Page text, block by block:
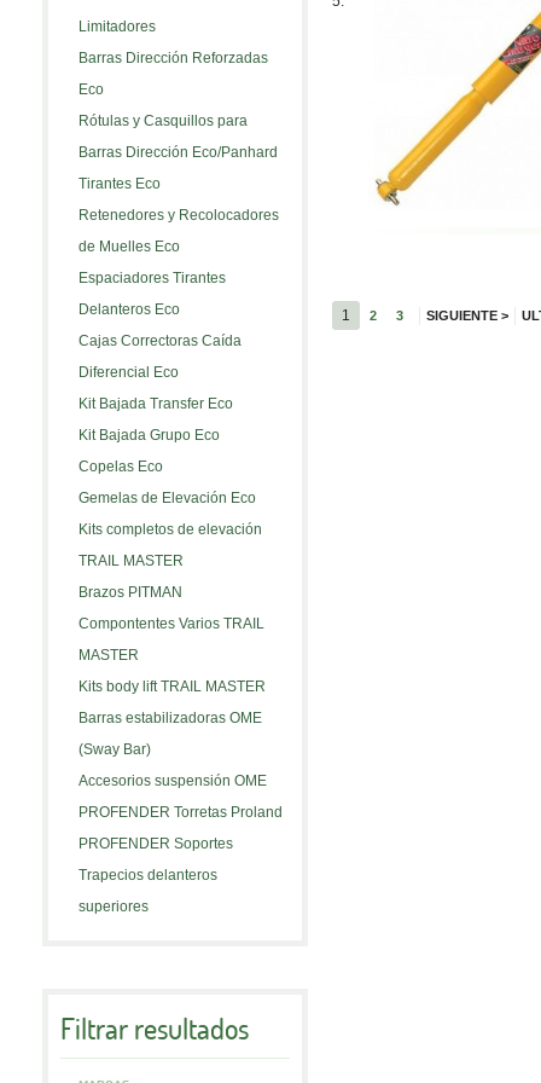
Limitadores
Barras Dirección Reforzadas
Eco
Rótulas y Casquillos para
Barras Dirección Eco/Panhard
Tirantes Eco
Retenedores y Recolocadores
de Muelles Eco
Espaciadores Tirantes
Delanteros Eco
Cajas Correctoras Caída
Diferencial Eco
Kit Bajada Transfer Eco
Kit Bajada Grupo Eco
Copelas Eco
Gemelas de Elevación Eco
Kits completos de elevación
TRAIL MASTER
Brazos PITMAN
Compontentes Varios TRAIL
MASTER
Kits body lift TRAIL MASTER
Barras estabilizadoras OME
(Sway Bar)
Accesorios suspensión OME
PROFENDER Torretas Proland
PROFENDER Soportes
Trapecios delanteros
superiores
Filtrar resultados
1 2 3 SIGUIENTE >